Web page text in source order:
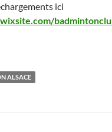
ici
ALSACE